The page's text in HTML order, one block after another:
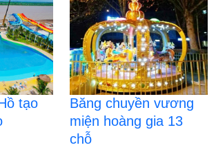
tạo
Băng chuyền vương
miện hoàng gia 13
chỗ